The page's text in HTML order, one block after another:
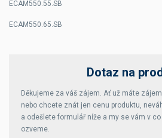
ECAM550.55.SB
ECAM550.65.SB
Dotaz na
Děkujeme za váš zájem. Ať už máte
nebo chcete znát jen cenu produktu,
a odešlete formulář níže a my se vám v
ozveme.